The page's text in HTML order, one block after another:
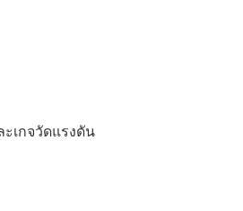
เกจวัดแรงดัน